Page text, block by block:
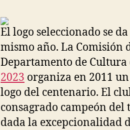
El logo seleccionado se
mismo año. La Comisión
Departamento de Cultura
2023 organiza en 2011
logo del centenario. El
consagrado campeón
dada la excepcionalidad